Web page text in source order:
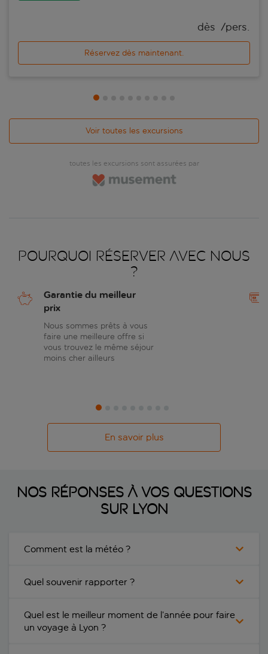
dès /pers.
Réservez dès maintenant.
Voir toutes les excursions
toutes les excursions sont assurées par
Pourquoi réserver avec nous
?
Garantie du meilleur
prix
Nous sommes prêts à vous
faire une meilleure offre si
vous trouvez le même séjour
moins cher ailleurs
En savoir plus
Nos réponses à vos questions
sur Lyon
Comment est la météo ?
Quel souvenir rapporter ?
Quel est le meilleur moment de l’année pour faire
un voyage à Lyon ?